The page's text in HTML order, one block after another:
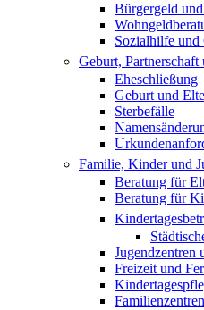
Bürgergeld
Sozialhilfe und
Geburt, Partnerschaft
Eheschließung
Geburt und
Sterbefälle
Familie, Kinder und
Beratung für
Beratung für
Jugendzentren
Freizeit und
Familienzentren